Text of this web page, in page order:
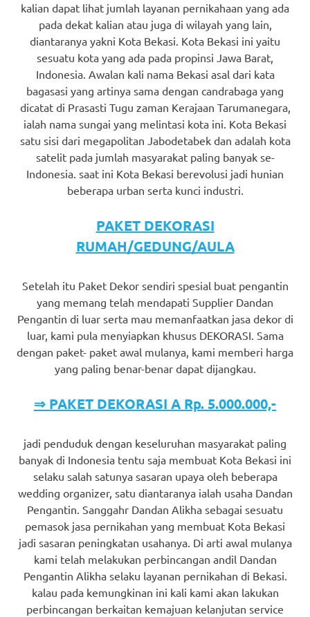
kalian dapat lihat jumlah layanan pernikahaan yang ada
pada dekat kalian atau juga di wilayah yang lain,
diantaranya yakni Kota Bekasi. Kota Bekasi ini yaitu
sesuatu kota yang ada pada propinsi Jawa Barat,
Indonesia. Awalan kali nama Bekasi asal dari kata
bagasasi yang artinya sama dengan candrabaga yang
dicatat di Prasasti Tugu zaman Kerajaan Tarumanegara,
ialah nama sungai yang melintasi kota ini. Kota Bekasi
satu sisi dari megapolitan Jabodetabek dan adalah kota
satelit pada jumlah masyarakat paling banyak se-
Indonesia. saat ini Kota Bekasi berevolusi jadi hunian
beberapa urban serta kunci industri.
PAKET DEKORASI
RUMAH/GEDUNG/AULA
Setelah itu Paket Dekor sendiri spesial buat pengantin
yang memang telah mendapati Supplier Dandan
Pengantin di luar serta mau memanfaatkan jasa dekor di
luar, kami pula menyiapkan khusus DEKORASI. Sama
dengan paket- paket awal mulanya, kami memberi harga
yang paling benar-benar dapat dijangkau.
⇒ PAKET DEKORASI A Rp. 5.000.000,-
jadi penduduk dengan keseluruhan masyarakat paling
banyak di Indonesia tentu saja membuat Kota Bekasi ini
selaku salah satunya sasaran upaya oleh beberapa
wedding organizer, satu diantaranya ialah usaha Dandan
Pengantin. Sanggahr Dandan Alikha sebagai sesuatu
pemasok jasa pernikahan yang membuat Kota Bekasi
jadi sasaran peningkatan usahanya. Di arti awal mulanya
kami telah melakukan perbincangan andil Dandan
Pengantin Alikha selaku layanan pernikahan di Bekasi.
kalau pada kemungkinan ini kali kami akan lakukan
perbincangan berkaitan kemajuan kelanjutan service